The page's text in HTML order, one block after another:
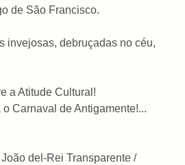
de São Francisco.
invejosas, debruçadas no céu,
Cultural!
de Antigamente!...
del-Rei Transparente /